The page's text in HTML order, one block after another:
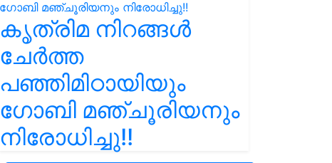
കൃത്രിമ നിറങ്ങൾ
ചേർത്ത
പഞ്ഞിമിഠായിയും
ഗോബി മഞ്ചൂരിയനും
നിരോധിച്ചു!!